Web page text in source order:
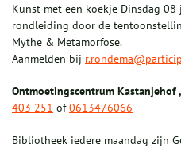
Kunst met een koekje Dinsdag
rondleiding door de
Mythe & Metamorfose.
Aanmelden bij
Ontmoetingscentrum Kastanjehof
403 251 of0613476066
Bibliotheek iedere maandag zijn